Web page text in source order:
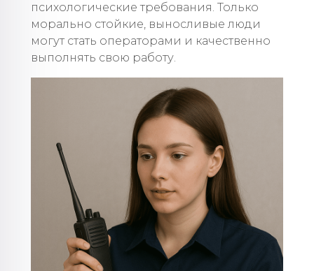
психологические требования. Только
морально стойкие, выносливые люди
могут стать операторами и качественно
выполнять свою работу.